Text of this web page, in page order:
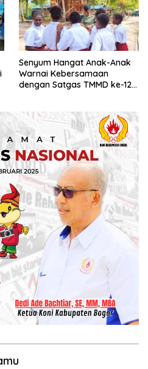
Senyum Hangat Anak-Anak
Warnai Kebersamaan
dengan Satgas TMMD ke-128